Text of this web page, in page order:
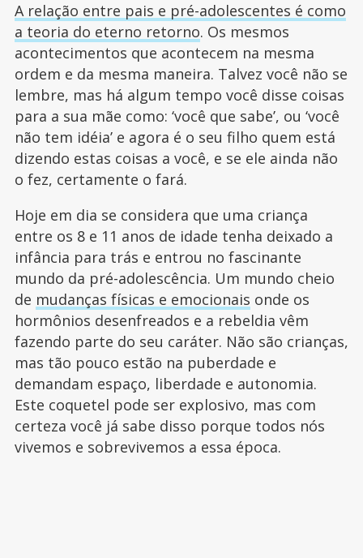
A relação entre pais e pré-adolescentes é como
a teoria do eterno retorno. Os mesmos
acontecimentos que acontecem na mesma
ordem e da mesma maneira. Talvez você não se
lembre, mas há algum tempo você disse coisas
para a sua mãe como: ‘você que sabe’, ou ‘você
não tem idéia’ e agora é o seu filho quem está
dizendo estas coisas a você, e se ele ainda não
o fez, certamente o fará.
Hoje em dia se considera que uma criança
entre os 8 e 11 anos de idade tenha deixado a
infância para trás e entrou no fascinante
mundo da pré-adolescência. Um mundo cheio
de mudanças físicas e emocionais onde os
hormônios desenfreados e a rebeldia vêm
fazendo parte do seu caráter. Não são crianças,
mas tão pouco estão na puberdade e
demandam espaço, liberdade e autonomia.
Este coquetel pode ser explosivo, mas com
certeza você já sabe disso porque todos nós
vivemos e sobrevivemos a essa época.